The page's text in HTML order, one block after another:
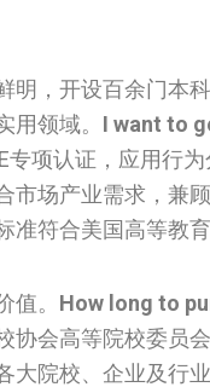
明，开设百余门本
领域。 I want to
专项认证，应用行
市场产业需求，兼
符合美国高等教育
。 How long to
会高等院校委员
院校、企业及行